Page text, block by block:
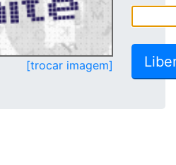
[trocar imagem]